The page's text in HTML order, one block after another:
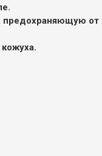
от